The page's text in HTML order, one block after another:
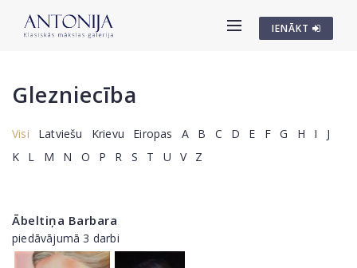
IENĀKT
Glezniecība
Visi Latviešu Krievu Eiropas A B C D E F G H I
J
K
L M N O P R S T U V Z
Ābeltiņa Barbara
piedāvājumā 3 darbi